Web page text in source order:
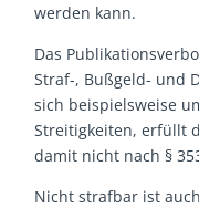
werden kann.
Das
Straf-, Bußgeld- und
sich beispielsweise
Streitigkeiten, erfüllt
damit nicht nach §
Nicht strafbar ist